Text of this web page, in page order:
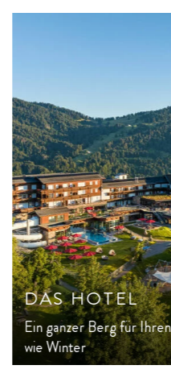
DAS HOTEL
Ein ganzer Berg für
wie Winter